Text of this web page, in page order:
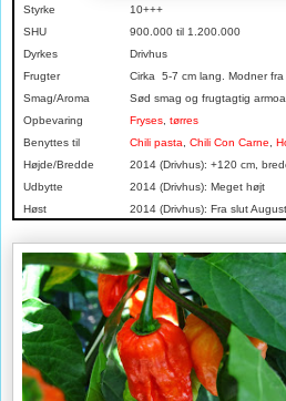
Styrke
10+++
SHU
900.000 til 1.200.000
Dyrkes
Drivhus
Frugter
Cirka 5-7 cm lang. Modner fra
Smag/Aroma
Sød smag og frugtagtig armoa
Opbevaring
Fryses, tørres
Benyttes til
Chili pasta Chili Con Carne
Højde/Bredde
2014 (Drivhus): +120 cm,
Udbytte
2014 (Drivhus): Meget højt
Høst
2014 (Drivhus): Fra slut August